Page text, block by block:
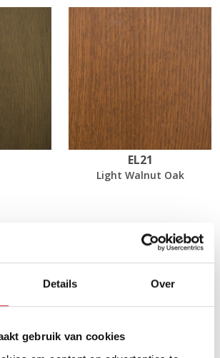
Details Over
gebruik van cookies
EL21
Light Walnut Oak
x 76 cm
dichtsbijzijnde